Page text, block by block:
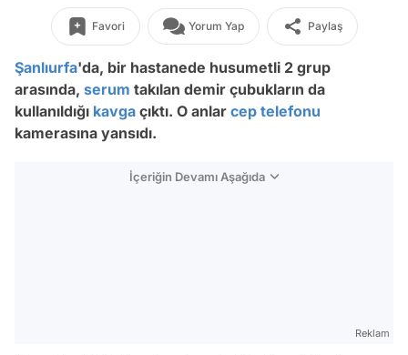
Favori Yorum Yap Paylaş
Şanlıurfa'da, bir hastanede husumetli 2 grup
arasında, serum takılan demir çubukların da
kullanıldığı kavga çıktı. O anlar cep telefonu
kamerasına yansıdı.
İçeriğin Devamı Aşağıda
Reklam